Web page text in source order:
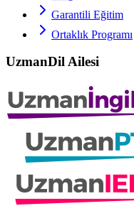
Garantili Eğitim
Ortaklık Programı
UzmanDil Ailesi